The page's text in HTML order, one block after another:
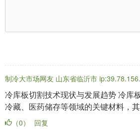
制冷大市场网友 山东省临沂市
冷库板切割技术现状与发展趋势 冷库
冷藏、医药储存等领域的关键材料，
（0） 回复